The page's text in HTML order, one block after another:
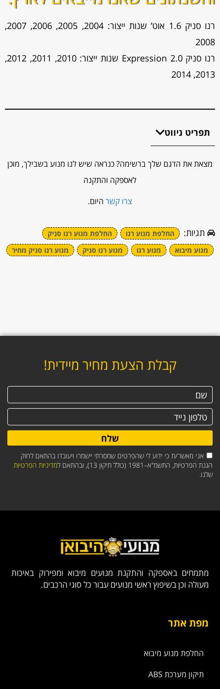
רנו סניק 1.6 אוט’ שנות ייצור: 2004, 2005, 2006, 2007,
2008
רנו סניק 2.0 Expression שנות ייצור: 2010, 2011, 2012,
2013, 2014
תפריט ניווט
מצאת את הדגם שלך ברשימה? כנראה שיש לנו מנוע בשבילך, מוכן
לאספקה והתקנה
צרו קשר היום.
תגיות: החלפת מנוע רנו
החלפת מנוע רנו סניק
מנוע מיבוא
מנוע רנו מנוע רנו סניק מנוע רנו סניק מחיר
קבלת הצעת מחיר מיידית!
אני מאשר/ת כי ידוע לי שהפרטים שמסרתי יישמרו ויעובדו בהתאם לחוק
הגנת הפרטיות, התשמ"א–1981 (כולל תיקון 13), ובהתאם ל
מדיניות הפרטיות
שלנו.
שלח
מתמחים באספקה והתקנת מנועים מיבוא ומפירוק באיכות
מעולה וכן בשיפוץ ראשי מנועים עבור כל סוגי הרכבים.
מפת אתר
החלפת מנוע מיבוא
תיקון מערכת ABS